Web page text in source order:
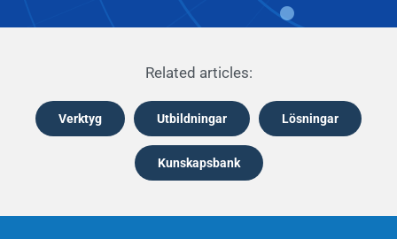
Related articles:
Verktyg Utbildningar Lösningar
Kunskapsbank